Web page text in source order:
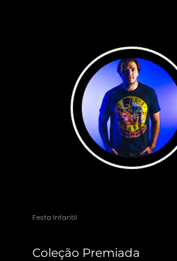
Festa Infantil
Coleção Premiada